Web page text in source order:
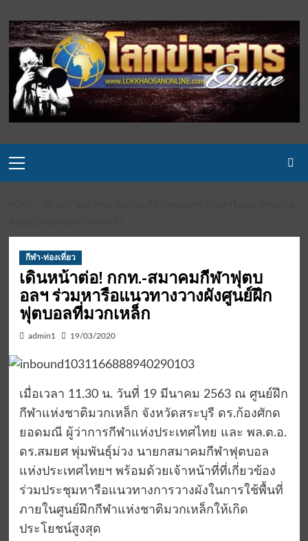
to
content
Menu
กีฬา-ท่องเที่ยว
เดินหน้าต่อ! กกท.-สมาคมกีฬาฟุตบ
อลฯ ร่วมหารือแนวทางวางผังศูนย์ฝึก
ฟุตบอลที่มวกเหล็ก
admin1 19/03/2020
เมื่อเวลา 11.30 น. วันที่ 19 มีนาคม 2563 ณ ศูนย์ฝึก
กีฬาแห่งชาติมวกเหล็ก จังหวัดสระบุรี ดร.ก้องศักด
ยอดมณี ผู้ว่าการกีฬาแห่งประเทศไทย และ พล.ต.อ.
ดร.สมยศ พุ่มพันธุ์ม่วง นายกสมาคมกีฬาฟุตบอล
แห่งประเทศไทยฯ พร้อมด้วยเจ้าหน้าที่ที่เกี่ยวข้อง
ร่วมประชุมหารือแนวทางการวางผังในการใช้พื้นที่
ภายในศูนย์ฝึกกีฬาแห่งชาติมวกเหล็กให้เกิด
ประโยชน์สูงสุด